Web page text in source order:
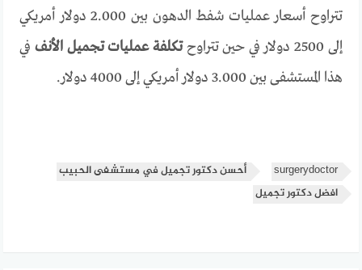
تتراوح أسعار عمليات شفط الدهون بين 2.000 دولار أمريكي
إلى 2500 دولار في حين تتراوح
تكلفة عمليات تجميل الأنففي
هذا المستشفى بين 3.000 دولار أمريكي إلى 4000 دولار.
surgerydoctor
أحسن دكتور تجميل في مستشفى الحبيب
افضل دكتور تجميل